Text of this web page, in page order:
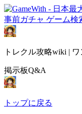
事前ガチャ ゲーム検
トレクル攻略wiki |
掲示板Q&A
トップに戻る